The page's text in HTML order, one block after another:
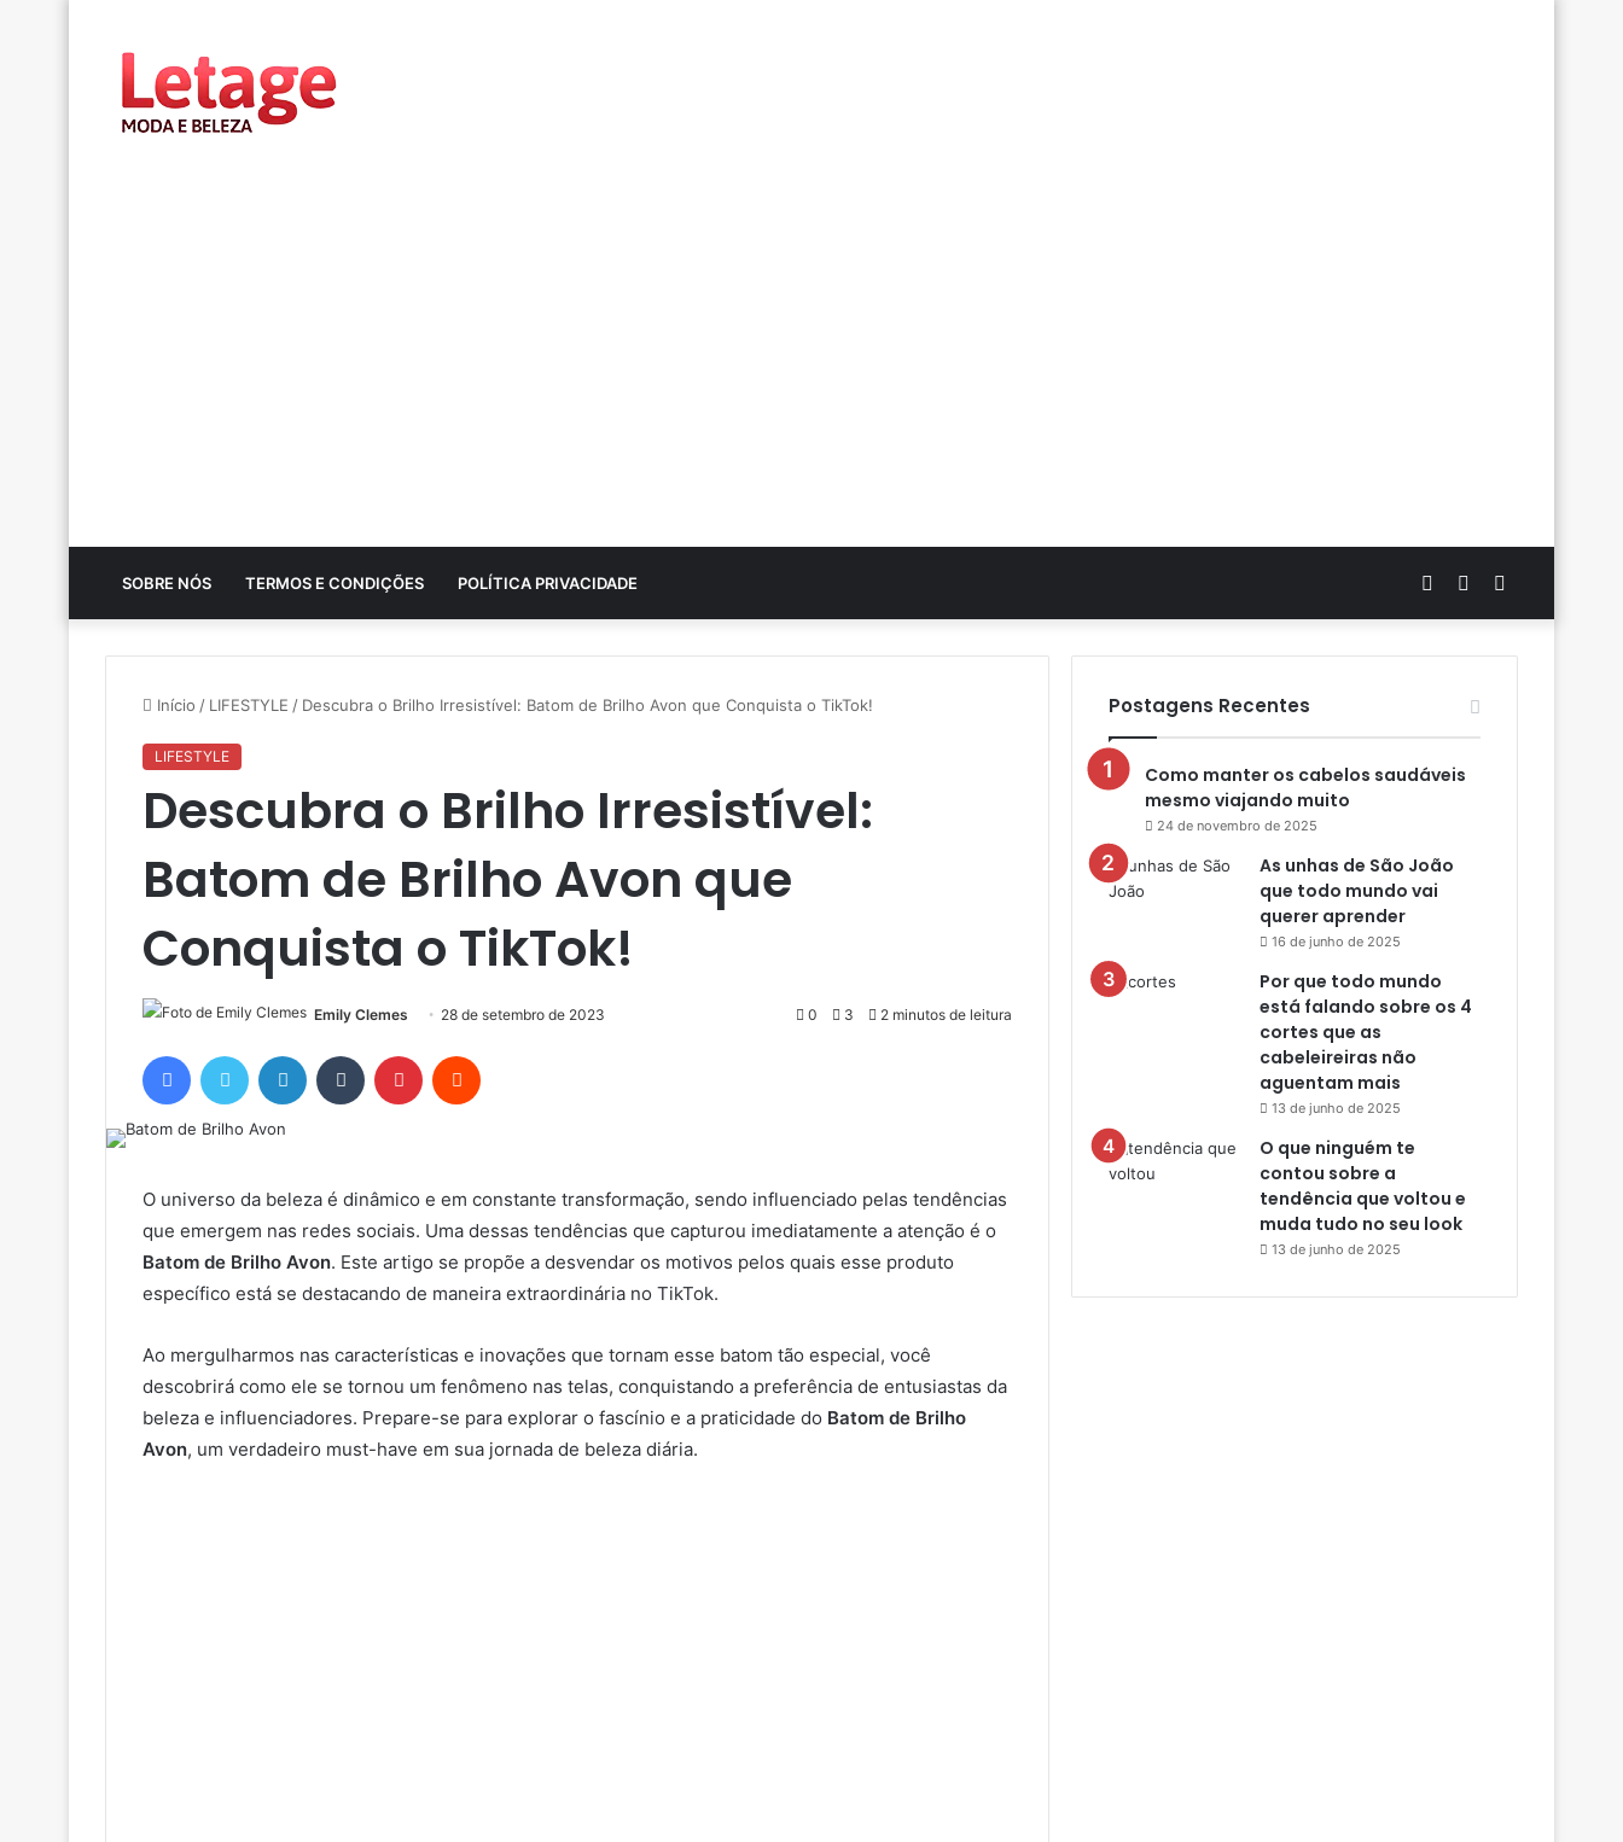
SOBRE NÓS TERMOS E CONDIÇÕES POLÍTICA PRIVACIDADE
por
Switch
skin
Artigo
aleatório
Início / LIFESTYLE / Descubra o Brilho Irresistível: Batom de Brilho Avon que Conquista o TikTok!
LIFESTYLE
Descubra o Brilho Irresistível:
Batom de Brilho Avon que
Conquista o TikTok!
Emily Clemes 28 de setembro de 2023 0 3 2 minutos de leitura
FacebookTwitter Linkedin Tumblr Pinterest
O universo da beleza é dinâmico e em constante transformação, sendo influenciado pelas tendências
que emergem nas redes sociais. Uma dessas tendências que capturou imediatamente a atenção é o
Batom de Brilho Avon. Este artigo se propõe a desvendar os motivos pelos quais esse produto
específico está se destacando de maneira extraordinária no TikTok.
Ao mergulharmos nas características e inovações que tornam esse batom tão especial, você
descobrirá como ele se tornou um fenômeno nas telas, conquistando a preferência de entusiastas da
beleza e influenciadores. Prepare-se para explorar o fascínio e a praticidade do Batom de Brilho
Avon, um verdadeiro must-have em sua jornada de beleza diária.
Postagens Recentes
Como manter os cabelos saudáveis
mesmo viajando muito
24 de novembro de 2025
As unhas de São João
que todo mundo vai
querer aprender
16 de junho de 2025
Por que todo mundo
está falando sobre os 4
cortes que as
cabeleireiras não
aguentam mais
13 de junho de 2025
O que ninguém te
contou sobre a
tendência que voltou e
muda tudo no seu look
13 de junho de 2025